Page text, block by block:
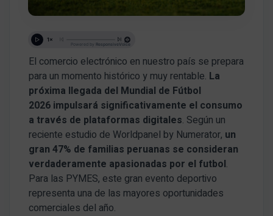
El comercio electrónico en nuestro país se prepara
para un momento histórico y muy rentable. La
próxima llegada del Mundial de Fútbol
2026 impulsará significativamente el consumo
a través de plataformas digitales. Según un
reciente estudio de Worldpanel by Numerator, un
gran 47% de familias peruanas se consideran
verdaderamente apasionadas por el futbol.
Para las PYMES, este gran evento deportivo
representa una de las mayores oportunidades
comerciales del año.